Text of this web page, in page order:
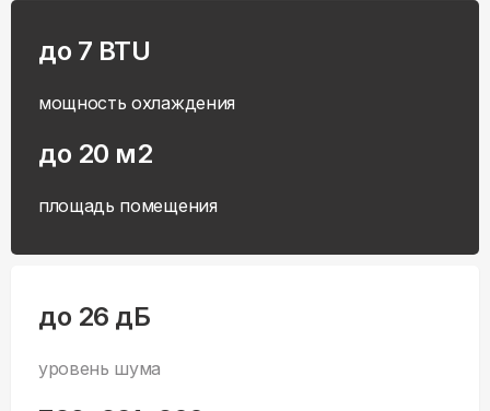
до 7 BTU
мощность охлаждения
до 20 м2
площадь помещения
до 26 дБ
уровень шума